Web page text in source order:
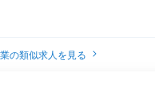
の類似求人を見る